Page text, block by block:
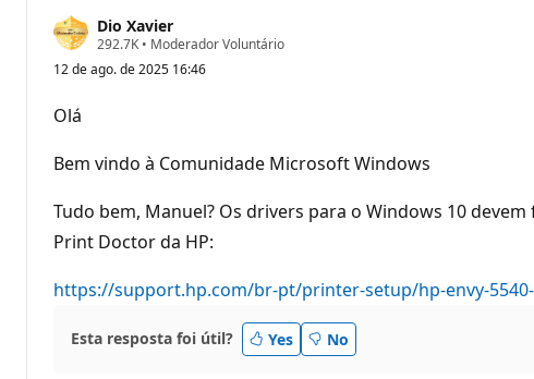
Dio Xavier
292.7K P
n
e
r
p
u
t
ã
o
• Moderador Voluntário
12 de ago. de 2025 16:46
Olá
Bem vindo à Comunidade Microsoft Windows
Tudo bem, Manuel? Os drivers para o Windows 10
Print Doctor da HP:
https://support.hp.com/br-pt/printer-setup/hp-envy-
Esta resposta foi útil? Yes No